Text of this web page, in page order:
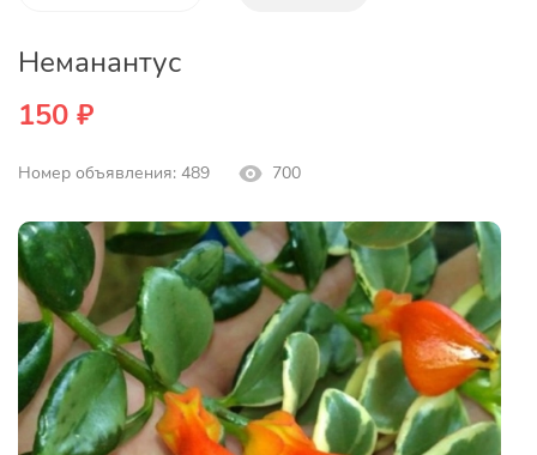
Неманантус
150 ₽
Номер объявления: 489 700